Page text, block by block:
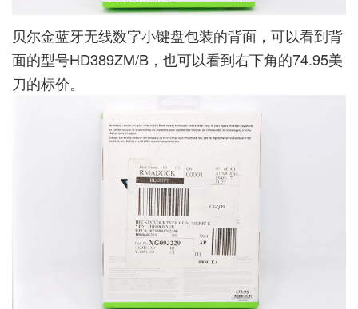
贝尔金蓝牙无线数字小键盘包装的背面，可以看到背
面的型号HD389ZM/B，也可以看到右下角的74.95美
刀的标价。